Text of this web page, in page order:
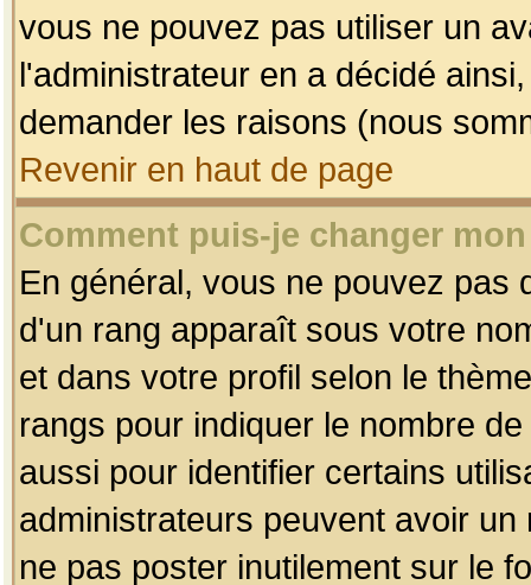
vous ne pouvez pas utiliser un
l'administrateur en a décidé
demander les raisons (nous
Revenir en haut de page
Comment puis-je changer
En général, vous ne pouvez pas
d'un rang apparaît sous votre
et dans votre profil selon le
rangs pour indiquer le nombre
aussi pour identifier certains
administrateurs peuvent avoir
ne pas poster inutilement sur le